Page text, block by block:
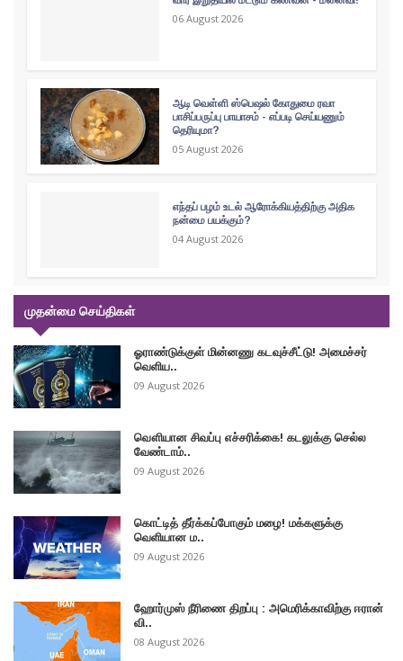
06 August 2026
ஆடி வெள்ளி ஸ்பெஷல் கோதுமை ரவா
பாசிப்பருப்பு பாயாசம் - எப்படி செய்யணும்
தெரியுமா?
05 August 2026
எந்தப் பழம் உடல் ஆரோக்கியத்திற்கு அதிக
நன்மை பயக்கும்?
04 August 2026
முதன்மை செய்திகள்
ஓராண்டுக்குள் மின்னணு கடவுச்சீட்டு! அமைச்சர்
வெளிய..
09 August 2026
வௌியான சிவப்பு எச்சரிக்கை! கடலுக்கு செல்ல
வேண்டாம்..
09 August 2026
கொட்டித் தீர்க்கப்போகும் மழை! மக்களுக்கு
வெளியான ம..
09 August 2026
ஹோர்முஸ் நீரிணை திறப்பு : அமெரிக்காவிற்கு ஈரான்
வி..
08 August 2026